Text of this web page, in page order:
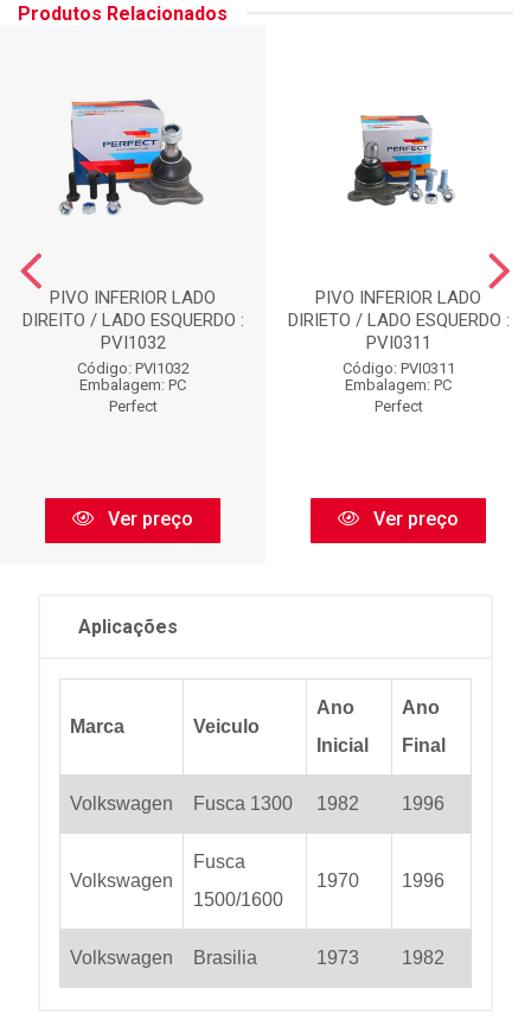
Produtos Relacionados
PIVO INFERIOR LADO
DIREITO / LADO ESQUERDO :
PVI1032
Código: PVI1032
Embalagem: PC
Perfect
Ver preço
PIVO INFERIOR LADO
DIRIETO / LADO ESQUERDO :
PVI0311
Código: PVI0311
Embalagem: PC
Perfect
Ver preço
Aplicações
Marca Veiculo
Ano
Inicial
Ano
Final
Volkswagen Fusca 1300 1982 1996
Volkswagen
Fusca
1500/1600
1970 1996
Volkswagen Brasilia 1973 1982